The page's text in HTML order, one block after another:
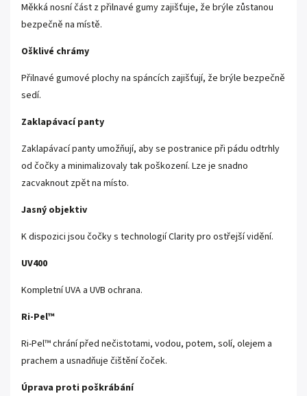
Měkká nosní část z přilnavé gumy zajišťuje, že brýle zůstanou
bezpečně na místě.
Ošklivé chrámy
Přilnavé gumové plochy na spáncích zajišťují, že brýle bezpečně
sedí.
Zaklapávací panty
Zaklapávací panty umožňují, aby se postranice při pádu odtrhly
od čočky a minimalizovaly tak poškození. Lze je snadno
zacvaknout zpět na místo.
Jasný objektiv
K dispozici jsou čočky s technologií Clarity pro ostřejší vidění.
UV400
Kompletní UVA a UVB ochrana.
Ri-Pel™
Ri-Pel™ chrání před nečistotami, vodou, potem, solí, olejem a
prachem a usnadňuje čištění čoček.
Úprava proti poškrábání